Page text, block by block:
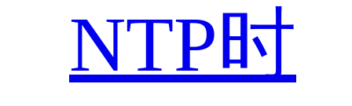
NTP时